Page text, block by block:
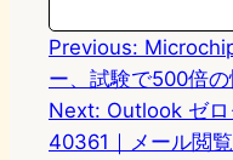
Previous:
ー、試験で500倍
Next: Outlook ゼ
40361｜メール閲